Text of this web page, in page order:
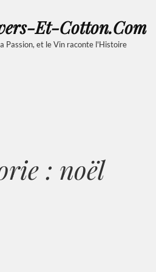
Et-Cotton.com
Passion, et le Vin raconte l'Histoire
: noël